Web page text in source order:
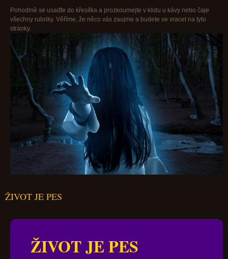
Pohodlně se usaďte do křesílka a prozkoumejte v klidu u kávy nebo čaje
všechny rubriky. Věříme, že něco vás zaujme a budete se vracet na tyto
stránky.
ŽIVOT JE PES
ŽIVOT JE PES